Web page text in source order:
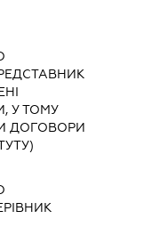
У ТОМУ
ДОГОВОРИ